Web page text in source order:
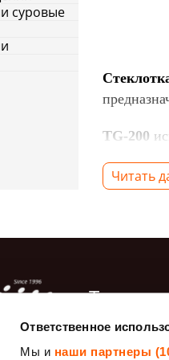
Ответственное
Мы и наши партнеры
суровые
TG-200
она
критичны
смолами.
придаёт
Читать
Топ
Мешковина.
ткань.